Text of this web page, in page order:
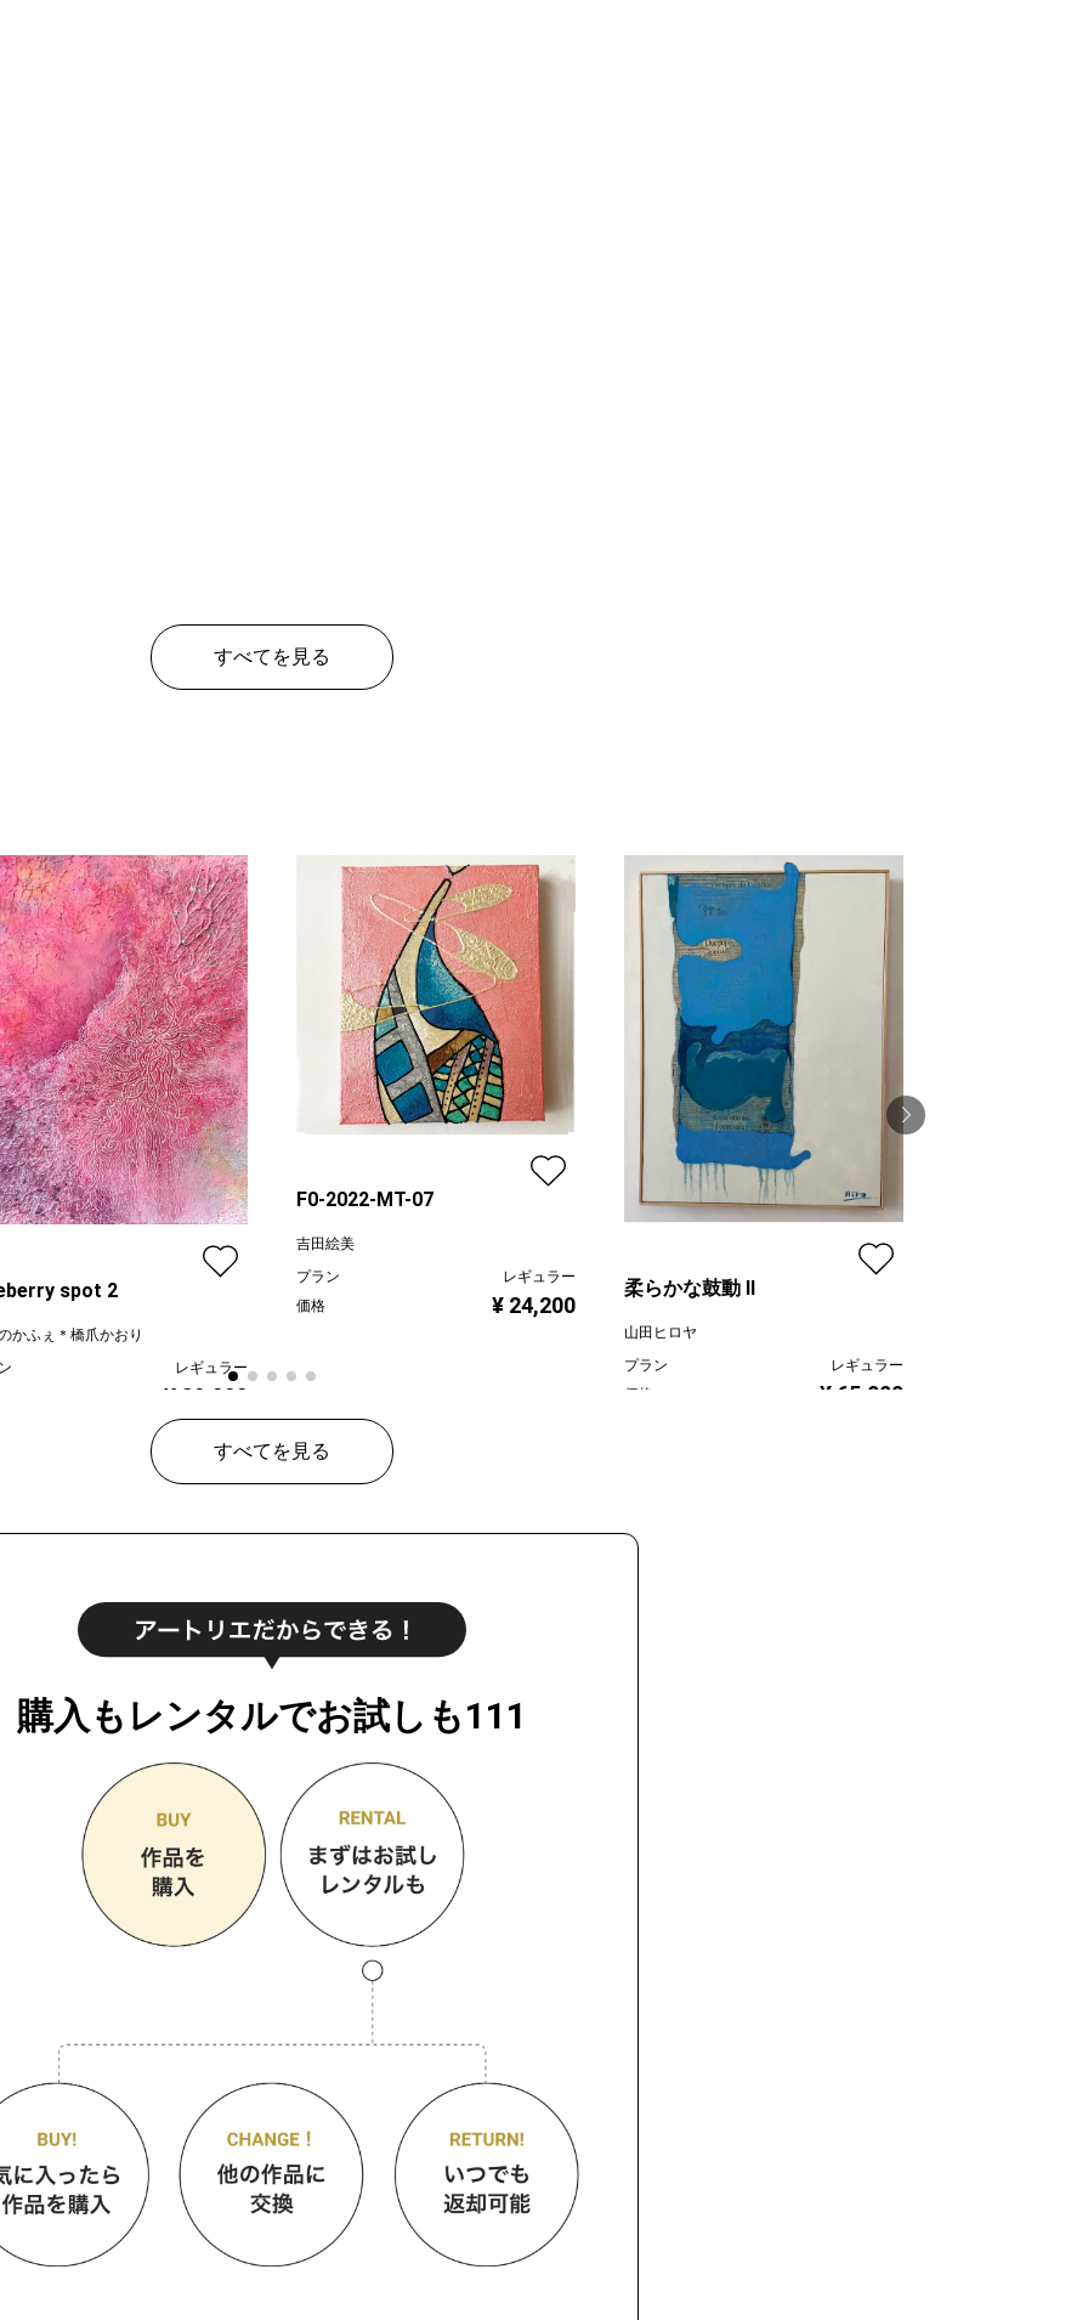
すべてを見る
spot 2
かふぇ＊橋爪かおり
レギュラー
¥ 30,000
F0-2022-MT-07
吉田絵美
プラン
レギュラー
価格
¥ 24,200
柔らかな鼓動 Ⅱ
山田ヒロヤ
プラン
レギュラー
価格
¥ 65,000
すべてを見る
購入もレンタルでお試しも111